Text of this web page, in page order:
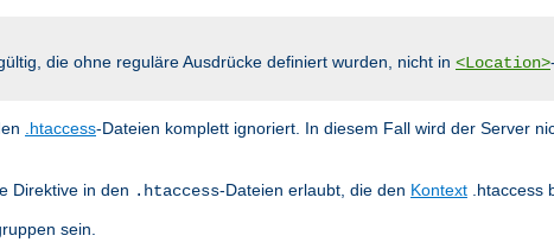
die ohne reguläre Ausdrücke definiert wurden, nicht in <Location>
.htaccess-Dateien komplett ignoriert. In diesem Fall wird der Server
Direktive in den .htaccess-Dateien erlaubt, die den Kontext .htaccess
sein.